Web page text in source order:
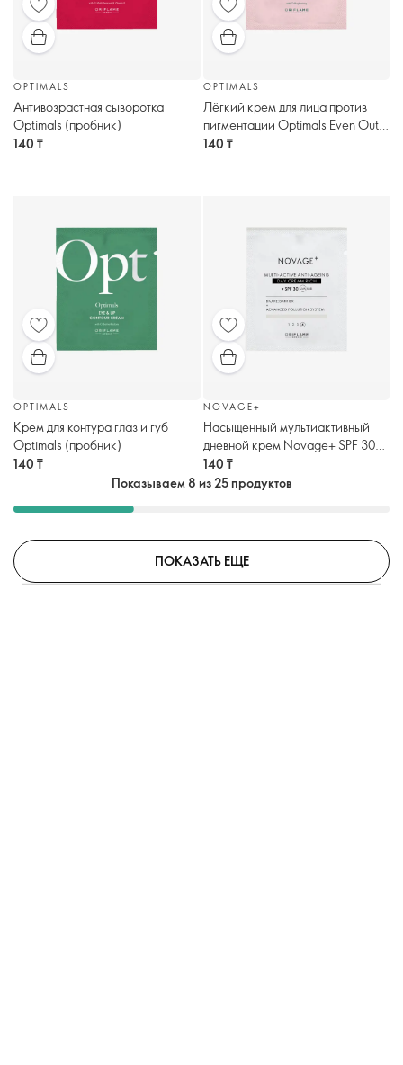
OPTIMALS
Антивозрастная сыворотка
Optimals (пробник)
140 ₸
OPTIMALS
Лёгкий крем для лица против
пигментации Optimals Even Out
(пробник)
140 ₸
OPTIMALS
Крем для контура глаз и губ
Optimals (пробник)
140 ₸
NOVAGE+
Насыщенный мультиактивный
дневной крем Novage+ SPF 30
(пробник)
140 ₸
Показываем 8 из 25 продуктов
ПОКАЗАТЬ ЕЩЕ